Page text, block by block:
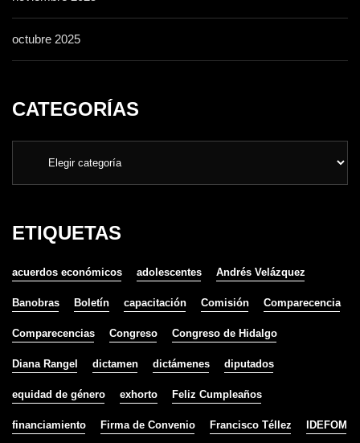
octubre 2025
CATEGORÍAS
ETIQUETAS
acuerdos económicos adolescentes Andrés Velázquez
Banobras Boletín capacitación Comisión Comparecencia
Comparecencias Congreso Congreso de Hidalgo
Diana Rangel dictamen dictámenes diputados
equidad de género exhorto Feliz Cumpleaños
financiamiento Firma de Convenio Francisco Téllez IDEFOM